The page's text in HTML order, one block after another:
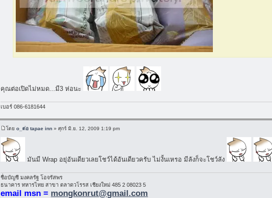
คุณต่อเปิดไม่หมด...มี3 ห่อนะ
เบอร์ 086-6181644
โดยo_ต่อ tapae inn » ศุกร์ มิ.ย. 12, 2009 1:19 pm
มันมี Wrap อยุ่อันเดียวเลยโชว์ได้อันเดียวครับ ไม่งั้นเหรอ มีลังก็จะโชว์ลัง
ชื่อบัญชี มงคลรัฐ โอจรัสพร
ธนาคาร ทหารไทย สาขา ตลาดวโรรส เชียงใหม่ 485 2 08023 5
email msn = mongkonrut@gmail.com